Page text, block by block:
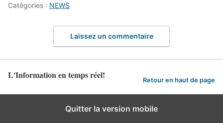
Catégories : NEWS
Laissez un commentaire
L'Information en temps réel! Retour en haut de page
Quitter la version mobile